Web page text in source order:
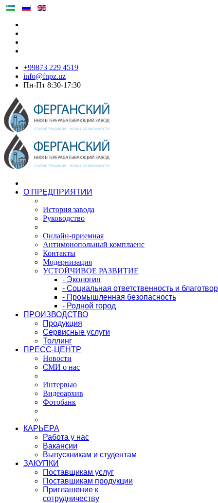
+99873 229 4519
info@fnpz.uz
Пн-Пт 8:30-17:30
О ПРЕДПРИЯТИИ
История завода
Руководство
Онлайн-приемная
Антимонопольный комплаенс
Контакты
Модернизация
УСТОЙЧИВОЕ РАЗВИТИЕ
- Экология
- Социальная ответственность и
- Промышленная безопасность
- Родной город
ПРОИЗВОДСТВО
Продукция
Сервисные услуги
Толлинг
ПРЕСС-ЦЕНТР
Новости
СМИ о нас
Интервью
Видеоархив
Фотобанк
КАРЬЕРА
Работа у нас
Вакансии
Выпускникам и студентам
ЗАКУПКИ
Поставщикам услуг
Поставщикам продукции
Приглашение к
сотрудничеству